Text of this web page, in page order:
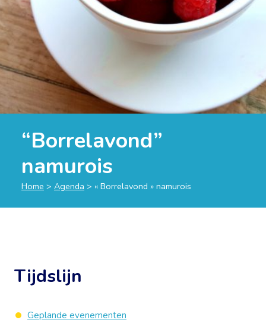
“Borrelavond”
namurois
Home > Agenda > « Borrelavond » namurois
Tijdslijn
Geplande evenementen